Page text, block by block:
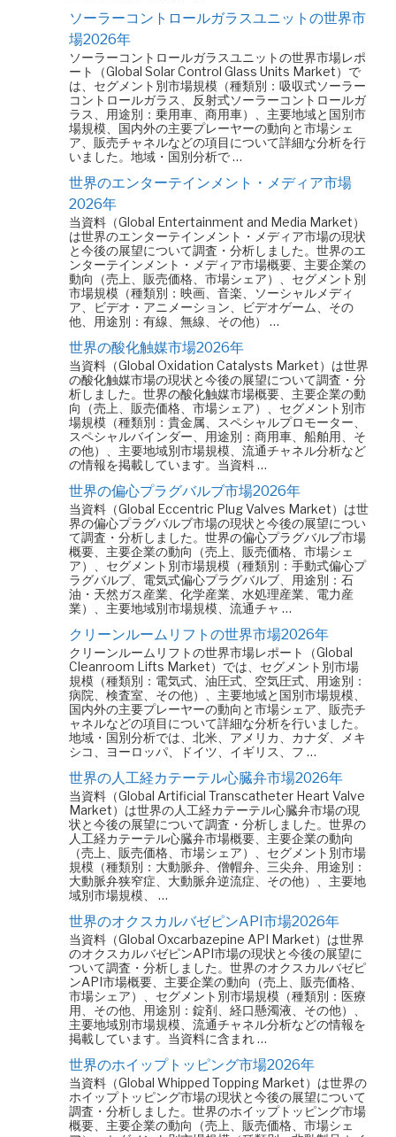
ソーラーコントロールガラスユニットの世界市
場2026年
ソーラーコントロールガラスユニットの世界市場レポ
ート（Global Solar Control Glass Units Market）で
は、セグメント別市場規模（種類別：吸収式ソーラー
コントロールガラス、反射式ソーラーコントロールガ
ラス、用途別：乗用車、商用車）、主要地域と国別市
場規模、国内外の主要プレーヤーの動向と市場シェ
ア、販売チャネルなどの項目について詳細な分析を行
いました。地域・国別分析で …
世界のエンターテインメント・メディア市場
2026年
当資料（Global Entertainment and Media Market）
は世界のエンターテインメント・メディア市場の現状
と今後の展望について調査・分析しました。世界のエ
ンターテインメント・メディア市場概要、主要企業の
動向（売上、販売価格、市場シェア）、セグメント別
市場規模（種類別：映画、音楽、ソーシャルメディ
ア、ビデオ・アニメーション、ビデオゲーム、その
他、用途別：有線、無線、その他） …
世界の酸化触媒市場2026年
当資料（Global Oxidation Catalysts Market）は世界
の酸化触媒市場の現状と今後の展望について調査・分
析しました。世界の酸化触媒市場概要、主要企業の動
向（売上、販売価格、市場シェア）、セグメント別市
場規模（種類別：貴金属、スペシャルプロモーター、
スペシャルバインダー、用途別：商用車、船舶用、そ
の他）、主要地域別市場規模、流通チャネル分析など
の情報を掲載しています。当資料 …
世界の偏心プラグバルブ市場2026年
当資料（Global Eccentric Plug Valves Market）は世
界の偏心プラグバルブ市場の現状と今後の展望につい
て調査・分析しました。世界の偏心プラグバルブ市場
概要、主要企業の動向（売上、販売価格、市場シェ
ア）、セグメント別市場規模（種類別：手動式偏心プ
ラグバルブ、電気式偏心プラグバルブ、用途別：石
油・天然ガス産業、化学産業、水処理産業、電力産
業）、主要地域別市場規模、流通チャ …
クリーンルームリフトの世界市場2026年
クリーンルームリフトの世界市場レポート（Global
Cleanroom Lifts Market）では、セグメント別市場
規模（種類別：電気式、油圧式、空気圧式、用途別：
病院、検査室、その他）、主要地域と国別市場規模、
国内外の主要プレーヤーの動向と市場シェア、販売チ
ャネルなどの項目について詳細な分析を行いました。
地域・国別分析では、北米、アメリカ、カナダ、メキ
シコ、ヨーロッパ、ドイツ、イギリス、フ …
世界の人工経カテーテル心臓弁市場2026年
当資料（Global Artificial Transcatheter Heart Valve
Market）は世界の人工経カテーテル心臓弁市場の現
状と今後の展望について調査・分析しました。世界の
人工経カテーテル心臓弁市場概要、主要企業の動向
（売上、販売価格、市場シェア）、セグメント別市場
規模（種類別：大動脈弁、僧帽弁、三尖弁、用途別：
大動脈弁狭窄症、大動脈弁逆流症、その他）、主要地
域別市場規模、 …
世界のオクスカルバゼピンAPI市場2026年
当資料（Global Oxcarbazepine API Market）は世界
のオクスカルバゼピンAPI市場の現状と今後の展望に
ついて調査・分析しました。世界のオクスカルバゼピ
ンAPI市場概要、主要企業の動向（売上、販売価格、
市場シェア）、セグメント別市場規模（種類別：医療
用、その他、用途別：錠剤、経口懸濁液、その他）、
主要地域別市場規模、流通チャネル分析などの情報を
掲載しています。当資料に含まれ …
世界のホイップトッピング市場2026年
当資料（Global Whipped Topping Market）は世界の
ホイップトッピング市場の現状と今後の展望について
調査・分析しました。世界のホイップトッピング市場
概要、主要企業の動向（売上、販売価格、市場シェ